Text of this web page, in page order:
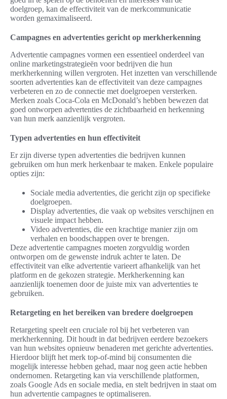
doelgroep, kan de effectiviteit van de merkcommunicatie
worden gemaximaliseerd.
Campagnes en advertenties gericht op merkherkenning
Advertentie campagnes vormen een essentieel onderdeel van
online marketingstrategieën voor bedrijven die hun
merkherkenning willen vergroten. Het inzetten van verschillende
soorten advertenties kan de effectiviteit van deze campagnes
verbeteren en zo de connectie met doelgroepen versterken.
Merken zoals Coca-Cola en McDonald’s hebben bewezen dat
goed ontworpen advertenties de zichtbaarheid en herkenning
van hun merk aanzienlijk vergroten.
Typen advertenties en hun effectiviteit
Er zijn diverse typen advertenties die bedrijven kunnen
gebruiken om hun merk herkenbaar te maken. Enkele populaire
opties zijn:
Sociale media advertenties, die gericht zijn op specifieke
doelgroepen.
Display advertenties, die vaak op websites verschijnen en
visuele impact hebben.
Video advertenties, die een krachtige manier zijn om
verhalen en boodschappen over te brengen.
Deze advertentie campagnes moeten zorgvuldig worden
ontworpen om de gewenste indruk achter te laten. De
effectiviteit van elke advertentie varieert afhankelijk van het
platform en de gekozen strategie. Merkherkenning kan
aanzienlijk toenemen door de juiste mix van advertenties te
gebruiken.
Retargeting en het bereiken van bredere doelgroepen
Retargeting speelt een cruciale rol bij het verbeteren van
merkherkenning. Dit houdt in dat bedrijven eerdere bezoekers
van hun websites opnieuw benaderen met gerichte advertenties.
Hierdoor blijft het merk top-of-mind bij consumenten die
mogelijk interesse hebben gehad, maar nog geen actie hebben
ondernomen. Retargeting kan via verschillende platformen,
zoals Google Ads en sociale media, en stelt bedrijven in staat om
hun advertentie campagnes te optimaliseren.